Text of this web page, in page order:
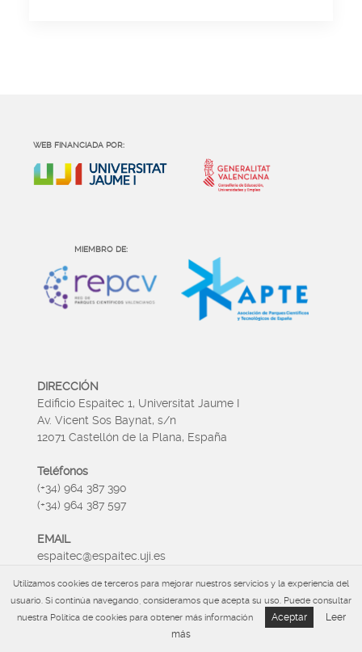
WEB FINANCIADA POR:
MIEMBRO DE:
DIRECCIÓN
Edificio Espaitec 1, Universitat Jaume I
Av. Vicent Sos Baynat, s/n
12071 Castellón de la Plana, España
Teléfonos
(+34) 964 387 390
(+34) 964 387 597
EMAIL
espaitec@espaitec.uji.es
HORARIO
Lunes a Viernes 09:00 – 15.00
Utilizamos cookies de terceros para mejorar nuestros servicios y la experiencia del
usuario. Si continúa navegando, consideramos que acepta su uso. Puede consultar
nuestra Política de cookies para obtener más información
Aceptar
Leer
más